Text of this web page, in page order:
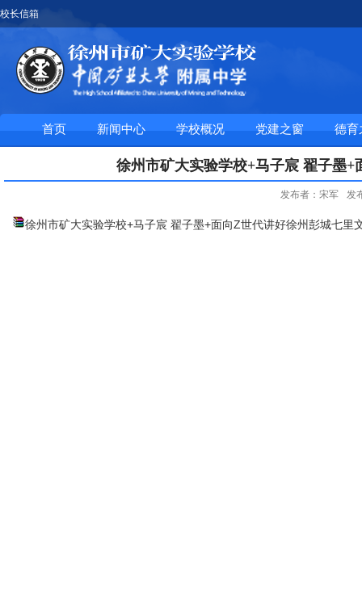
校长信箱
首页 新闻中心 学校概况 党建之窗 德育
徐州市矿大实验学校+马子宸 翟子墨
发布者：宋军 发
徐州市矿大实验学校+马子宸 翟子墨+面向Z世代讲好徐州彭城七里